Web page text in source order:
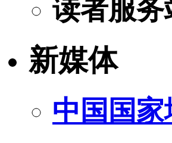
读者服务
新媒体
中国国家